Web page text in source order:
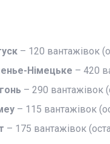
– 120 вантажівок
Німецьке – 420
– 290 вантажівок
– 115 вантажівок
– 175 вантажівок